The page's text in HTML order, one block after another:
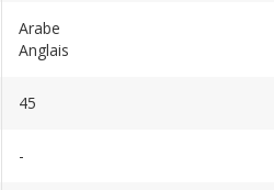
Arabe
Anglais
45
-